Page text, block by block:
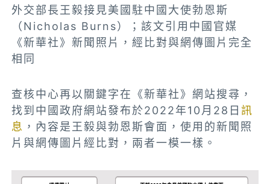
外交部長王毅接見美國駐中國大使勃恩斯
（Nicholas Burns）；該文引用中國官媒
《新華社》新聞照片，經比對與網傳圖片完全
相同
查核中心再以關鍵字在《新華社》網站搜尋，
找到中國政府網站發布於2022年10月28日訊
息 ，內容是王毅與勃恩斯會面，使用的新聞照
片與網傳圖片經比對，兩者一模一樣。